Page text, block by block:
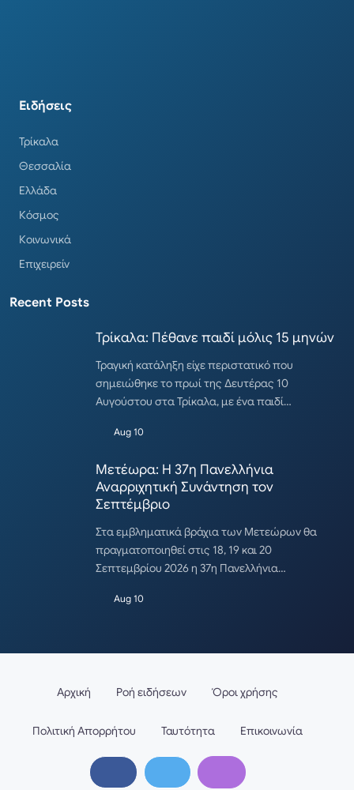
Ειδήσεις
Τρίκαλα
Θεσσαλία
Ελλάδα
Κόσμος
Κοινωνικά
Επιχειρείν
Recent Posts
Τρίκαλα: Πέθανε παιδί μόλις 15 μηνών
Τραγική κατάληξη είχε περιστατικό που
σημειώθηκε το πρωί της Δευτέρας 10
Αυγούστου στα Τρίκαλα, με ένα παιδί…
Aug 10
Μετέωρα: Η 37η Πανελλήνια
Αναρριχητική Συνάντηση τον
Σεπτέμβριο
Στα εμβληματικά βράχια των Μετεώρων θα
πραγματοποιηθεί στις 18, 19 και 20
Σεπτεμβρίου 2026 η 37η Πανελλήνια…
Aug 10
Αρχική Ροή ειδήσεων Όροι χρήσης
Πολιτική Απορρήτου Ταυτότητα Επικοινωνία